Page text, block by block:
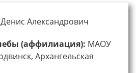
Александрович
(аффилиация): МАОУ
Архангельская